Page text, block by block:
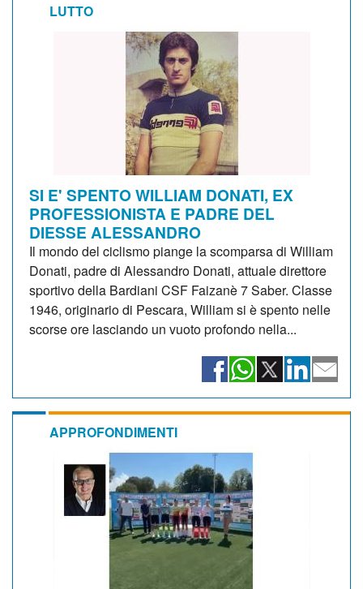
LUTTO
SI E' SPENTO WILLIAM DONATI, EX
PROFESSIONISTA E PADRE DEL
DIESSE ALESSANDRO
Il mondo del ciclismo piange la scomparsa di William
Donati, padre di Alessandro Donati, attuale direttore
sportivo della Bardiani CSF Faizanè 7 Saber. Classe
1946, originario di Pescara, William si è spento nelle
scorse ore lasciando un vuoto profondo nella...
APPROFONDIMENTI